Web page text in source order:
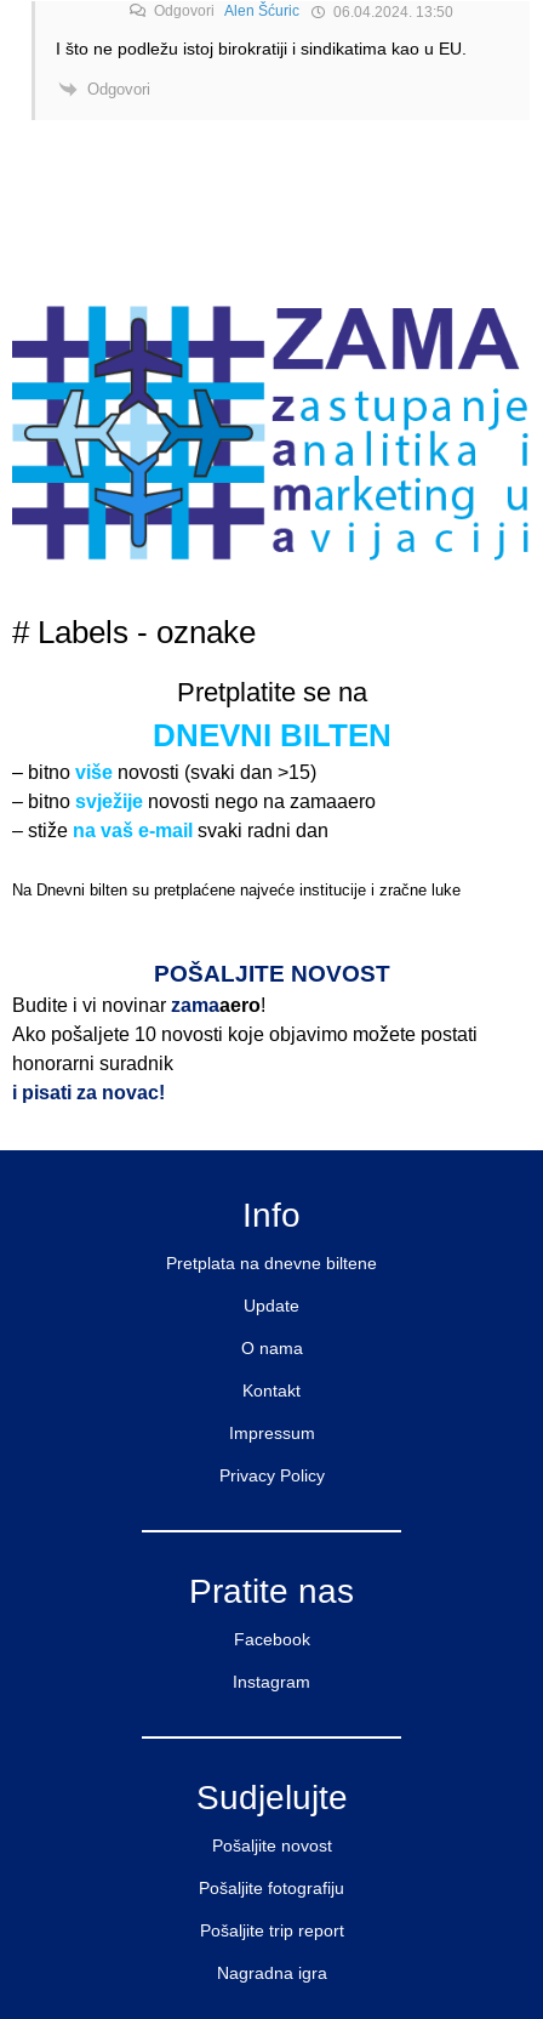
Odgovori Alen Šćuric 06.04.2024. 13:50
I što ne podležu istoj birokratiji i sindikatima kao u EU.
Odgovori
# Labels - oznake
Pretplatite se na
DNEVNI BILTEN
– bitno više novosti (svaki dan >15)
– bitno svježije novosti nego na zamaaero
– stiže na vaš e-mail svaki radni dan
Na Dnevni bilten su pretplaćene najveće institucije i zračne luke
POŠALJITE NOVOST
Budite i vi novinar zamaaero!
Ako pošaljete 10 novosti koje objavimo možete postati
honorarni suradnik
i pisati za novac!
Info
Pretplata na dnevne biltene
Update
O nama
Kontakt
Impressum
Privacy Policy
Pratite nas
Facebook
Instagram
Sudjelujte
Pošaljite novost
Pošaljite fotografiju
Pošaljite trip report
Nagradna igra